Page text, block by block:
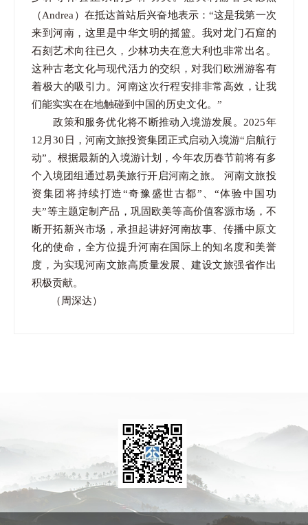
（Andrea）在抵达首站后兴奋地表示：“这是我第一次
来到河南，这里是中华文明的摇篮。我对龙门石窟的
石刻艺术向往已久，少林功夫在意大利也非常出名。
这种古老文化与现代活力的交织，对我们欧洲游客有
着极大的吸引力。河南这次行程安排非常高效，让我
们能实实在在地触碰到中国的历史文化。”
政策和服务优化将不断推动入境游发展。2025年
12月30日，河南文旅投资集团正式启动入境游“启航行
动”。根据最新的入境游计划，今年农历春节前将有多
个入境团组通过易美旅行开启河南之旅。 河南文旅投
资集团将持续打造“奇豫盛世古都”、“体验中国功
夫”等主题定制产品，巩固欧美等高价值客源市场，不
断开拓新兴市场，承担起讲好河南故事、传播中原文
化的使命，全方位提升河南在国际上的知名度和美誉
度，为实现河南文旅高质量发展、建设文旅强省作出
积极贡献。
（周深达）